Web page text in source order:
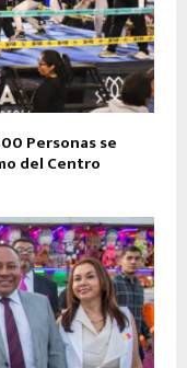
Personas se
del Centro